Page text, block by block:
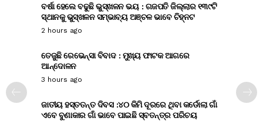
ବର୍ଷା ହେଲେ ବଢୁଛି ଭୁସ୍ଖଳନ ଭୟ : ଗଜପତି ଜିଲ୍ଲାର ୧୩୯ଟି
ସ୍ଥାନକୁ ଭୁସ୍ଖଳନ ସମ୍ଭାବ୍ୟ ଅଞ୍ଚଳ ଭାବେ ଚିହ୍ନଟ
2 hours ago
ତେଜୁଛି ରେଭେନ୍ସା ବିବାଦ : ମୁଖ୍ୟ ଫାଟକ ଆଗରେ
ଆନ୍ଦୋଳନ
3 hours ago
ଜାତୀୟ ହସ୍ତତନ୍ତ ଦିବସ :୪୦ କିମି ଦୂରରେ ଥିବା କର୍ଡୋଲା ଗାଁ
ଏବେ ବୁଣାକାର ଗାଁ ଭାବେ ପାଇଛି ସ୍ବତନ୍ତ୍ର ପରିଚୟ